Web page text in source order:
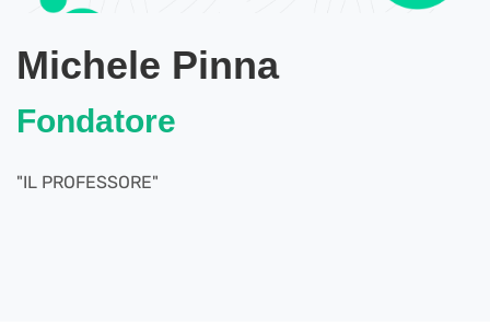
Michele Pinna
Fondatore
"IL PROFESSORE"